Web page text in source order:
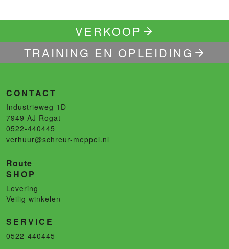
VERKOOP
TRAINING EN OPLEIDING
CONTACT
Industrieweg 1D
7949 AJ Rogat
0522-440445
verhuur@schreur-meppel.nl
Route
SHOP
Levering
Veilig winkelen
SERVICE
0522-440445